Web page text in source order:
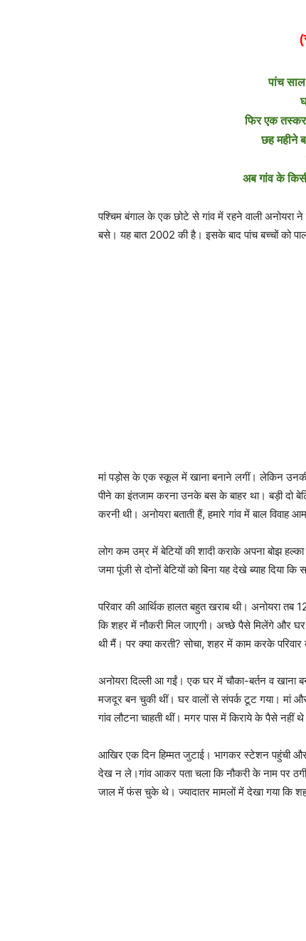
पांच
फिर एक
छह महीने
अब गांव के
पश्चिम बंगाल के एक छोटे से गांव में रहने वाली अनोयरा
बसे। यह बात 2002 की है। इसके बाद पांच बच्चों को
मां पड़ोस के एक स्कूल में खाना बनाने लगीं। लेकिन
पीने का इंतजाम करना उनके बस के बाहर था। बड़ी दो
करनी थी। अनोयरा बताती हैं, हमारे गांव में बाल विवाह
लोग कम उम्र में बेटियों की शादी कराके अपना बोझ
जमा पूंजी से दोनों बेटियों को बिना यह देखे ब्याह दिया
परिवार की आर्थिक हालत बहुत खराब थी। अनोयरा तब
कि शहर में नौकरी मिल जाएगी। अच्छे पैसे मिलेंगे और
थी मैं। पर क्या करती? सोचा, शहर में काम करके
अनोयरा दिल्ली आ गईं। एक घर में चौका-बर्तन व खाना
मजदूर बन चुकी थीं। घर वालों से संपर्क टूट गया। मां
गांव लौटना चाहती थीं। मगर पास में किराये के पैसे नहीं
आखिर एक दिन हिम्मत जुटाई। भागकर स्टेशन पहुंची
देख न ले।गांव आकर पता चला कि नौकरी के नाम पर
जाल में फंस चुके थे। ज्यादातर मामलों में देखा गया कि